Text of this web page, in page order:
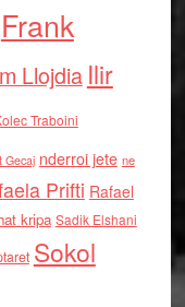
Frank
Llojdia Ilir
Traboini
Gecaj nderroi jete ne
Prifti Rafael
kripa Sadik Elshani
Sokol